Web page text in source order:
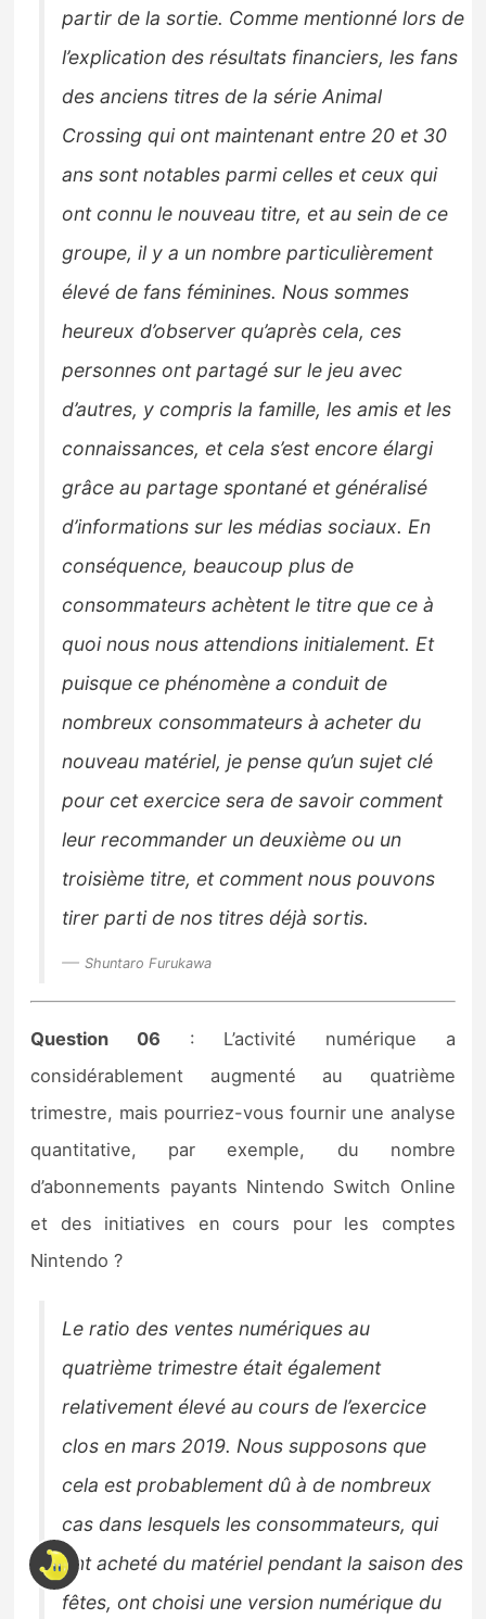
partir de la sortie. Comme mentionné lors de
l’explication des résultats financiers, les fans
des anciens titres de la série Animal
Crossing qui ont maintenant entre 20 et 30
ans sont notables parmi celles et ceux qui
ont connu le nouveau titre, et au sein de ce
groupe, il y a un nombre particulièrement
élevé de fans féminines. Nous sommes
heureux d’observer qu’après cela, ces
personnes ont partagé sur le jeu avec
d’autres, y compris la famille, les amis et les
connaissances, et cela s’est encore élargi
grâce au partage spontané et généralisé
d’informations sur les médias sociaux. En
conséquence, beaucoup plus de
consommateurs achètent le titre que ce à
quoi nous nous attendions initialement. Et
puisque ce phénomène a conduit de
nombreux consommateurs à acheter du
nouveau matériel, je pense qu’un sujet clé
pour cet exercice sera de savoir comment
leur recommander un deuxième ou un
troisième titre, et comment nous pouvons
tirer parti de nos titres déjà sortis.
Shuntaro Furukawa
Question 06 : L’activité numérique a
considérablement augmenté au quatrième
trimestre, mais pourriez-vous fournir une analyse
quantitative, par exemple, du nombre
d’abonnements payants Nintendo Switch Online
et des initiatives en cours pour les comptes
Nintendo ?
Le ratio des ventes numériques au
quatrième trimestre était également
relativement élevé au cours de l’exercice
clos en mars 2019. Nous supposons que
cela est probablement dû à de nombreux
cas dans lesquels les consommateurs, qui
ont acheté du matériel pendant la saison des
fêtes, ont choisi une version numérique du